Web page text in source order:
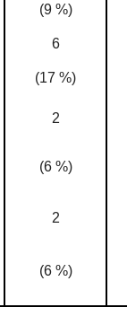
(9 %)
6
(17 %)
2
(6 %)
2
(6 %)